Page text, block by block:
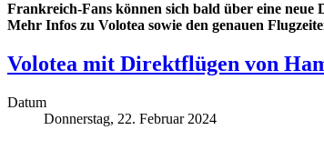
Frankreich-Fans können sich bald über eine neue
Mehr Infos zu Volotea sowie den genauen
Volotea mit Direktflügen von
Datum
Donnerstag, 22. Februar 2024